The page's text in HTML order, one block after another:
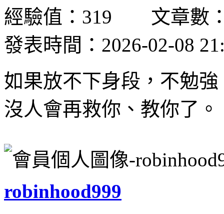
經驗值：319 文章數
發表時間：2026-02-08
如果放不下身段，不勉
沒人會再救你、教你了。
robinhood999